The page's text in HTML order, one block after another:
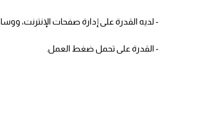
- لديه القدرة على إدارة صفحات الإنترنت،
- القدرة على تحمل ضغط العمل.